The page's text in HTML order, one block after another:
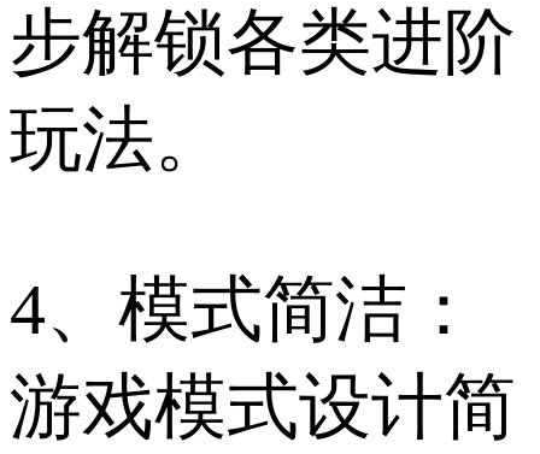
步解锁各类进阶
玩法。
4、模式简洁：
游戏模式设计简